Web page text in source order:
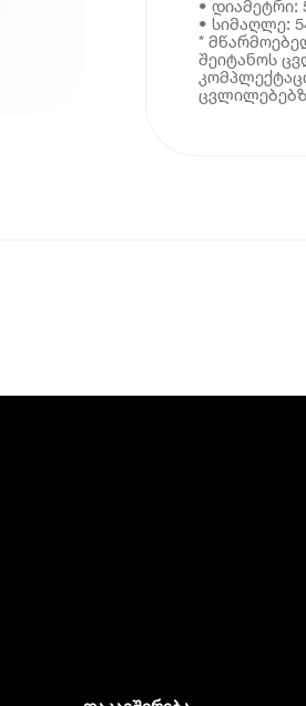
• დიამეტრი:
• სიმაღლე:
*
შეიტანოს